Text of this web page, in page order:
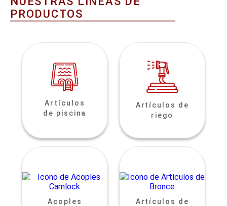
PRODUCTOS
Artículos
de piscina
Artículos de
riego
Acoples
Artículos de